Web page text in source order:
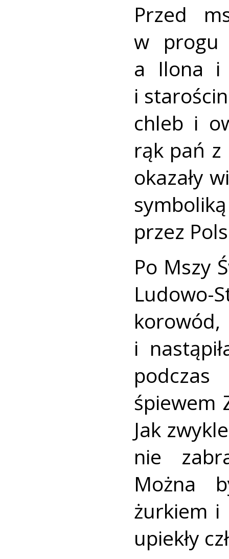
Przed
w progu
a Ilona i
i
chleb i
rąk pań z
okazały
przez
Po Mszy
i
śpiewem
Jak
nie
Można
żurkiem i
upiekły